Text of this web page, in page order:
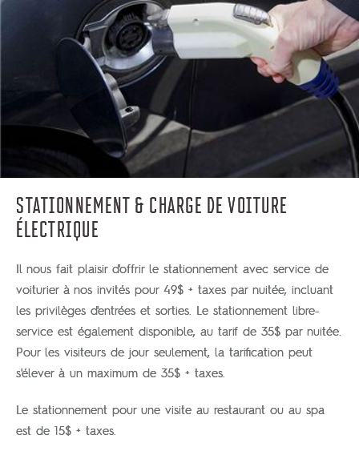
STATIONNEMENT & CHARGE DE VOITURE
ÉLECTRIQUE
Il nous fait plaisir d'offrir le stationnement avec service de
voiturier à nos invités pour 49$ + taxes par nuitée, incluant
les privilèges d'entrées et sorties. Le stationnement libre-
service est également disponible, au tarif de 35$ par nuitée.
Pour les visiteurs de jour seulement, la tarification peut
s'élever à un maximum de 35$ + taxes.
Le stationnement pour une visite au restaurant ou au spa
est de 15$ + taxes.